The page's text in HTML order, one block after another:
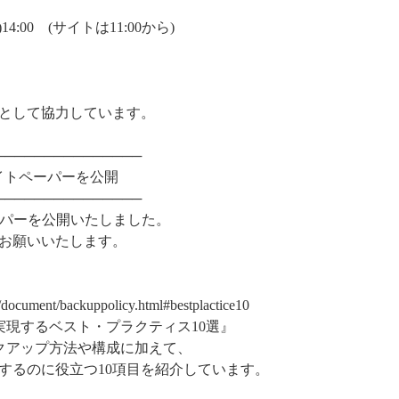
(サイトは11:00から)
して協力しています。
トペーパーを公開
ーを公開いたしました。
願いいたします。
backuppolicy.html#bestplactice10
するベスト・プラクティス10選』
ップ方法や構成に加えて、
るのに役立つ10項目を紹介しています。